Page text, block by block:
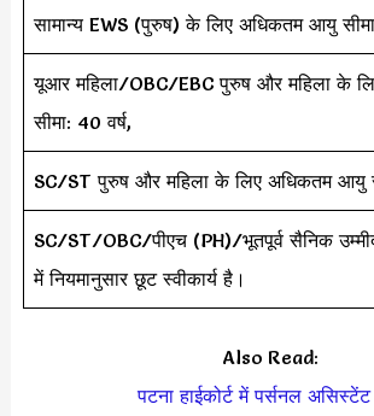
सामान्य EWS (पुरुष) के लिए अधिकतम आयु सीमा
यूआर महिला/OBC/EBC पुरुष और महिला के
सीमा: 40 वर्ष,
SC/ST पुरुष और महिला के लिए अधिकतम आयु
SC/ST/OBC/पीएच (PH)/भूतपूर्व सैनिक
में नियमानुसार छूट स्वीकार्य है।
Also Read:
पटना हाईकोर्ट में पर्सनल असिस्टेंट